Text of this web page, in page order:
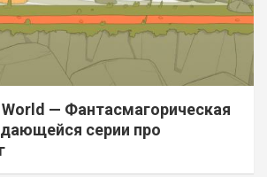
— Фантасмагорическая
серии про